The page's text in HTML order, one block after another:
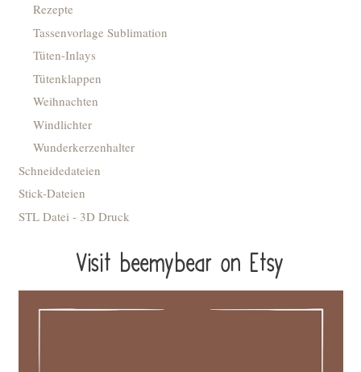
Rezepte
Tassenvorlage Sublimation
Tüten-Inlays
Tütenklappen
Weihnachten
Windlichter
Wunderkerzenhalter
Schneidedateien
Stick-Dateien
STL Datei - 3D Druck
Visit beemybear on Etsy